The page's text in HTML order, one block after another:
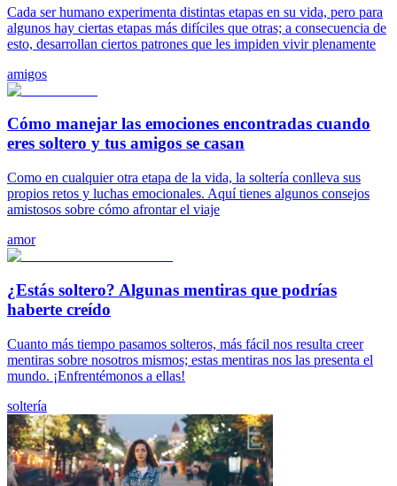
Cada ser humano experimenta distintas etapas en su vida, pero para
algunos hay ciertas etapas más difíciles que otras; a consecuencia de
esto, desarrollan ciertos patrones que les impiden vivir plenamente
amigos
Cómo manejar las emociones encontradas cuando
eres soltero y tus amigos se casan
Como en cualquier otra etapa de la vida, la soltería conlleva sus
propios retos y luchas emocionales. Aquí tienes algunos consejos
amistosos sobre cómo afrontar el viaje
amor
¿Estás soltero? Algunas mentiras que podrías
haberte creído
Cuanto más tiempo pasamos solteros, más fácil nos resulta creer
mentiras sobre nosotros mismos; estas mentiras nos las presenta el
mundo. ¡Enfrentémonos a ellas!
soltería